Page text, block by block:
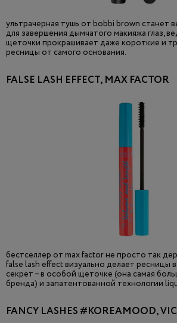
ультрачерная тушь от bobbi brown
для завершения дымчатого макияжа глаз,
щеточки прокрашивает даже короткие и
ресницы от самого основания.
FALSE LASH EFFECT, MAX FACTOR
бестселлер от max factor не просто так
false lash effect визуально делает ресницы
секрет – в особой щеточке (она самая
бренда) и запатентованной технологии
FANCY LASHES #KOREAMOOD,